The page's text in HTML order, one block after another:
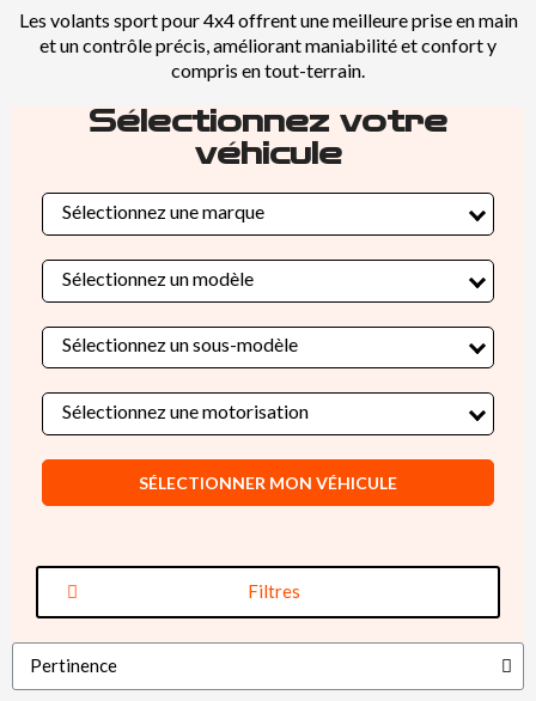
Les volants sport pour 4x4 offrent une meilleure prise en main
et un contrôle précis, améliorant maniabilité et confort y
compris en tout-terrain.
Filtres
Sélectionnez votre
véhicule
Sélectionnez une marque
Sélectionnez un modèle
Sélectionnez un sous-modèle
Sélectionnez une motorisation
SÉLECTIONNER MON VÉHICULE